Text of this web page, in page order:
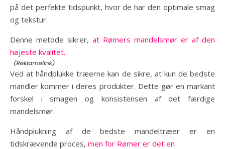
på det perfekte tidspunkt, hvor de har den optimale smag
og tekstur.
Denne metode sikrer, at Rømers mandelsmør er af den
højeste kvalitet.
Ved at håndplukke træerne kan de sikre, at kun de bedste
mandler kommer i deres produkter. Dette gør en markant
forskel i smagen og konsistensen af det færdige
mandelsmør.
Håndplukning af de bedste mandeltræer er en
tidskrævende proces, men for Rømer er det en